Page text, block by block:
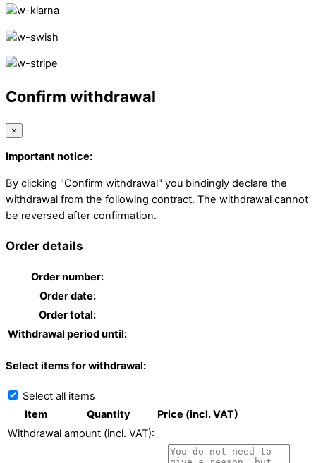
Confirm withdrawal
×
Important notice:
By clicking "Confirm withdrawal" you bindingly declare the
withdrawal from the following contract. The withdrawal cannot
be reversed after confirmation.
Order details
Order number:
Order date:
Order total:
Withdrawal period until:
Select items for withdrawal:
Select all items
Item
Quantity
Price (incl. VAT)
Withdrawal amount (incl. VAT):